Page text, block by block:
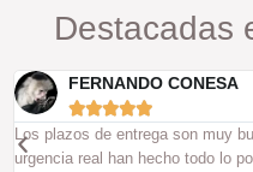
Destacadas
ALEX

Unos grandes profesionales que
atención al público excelente.